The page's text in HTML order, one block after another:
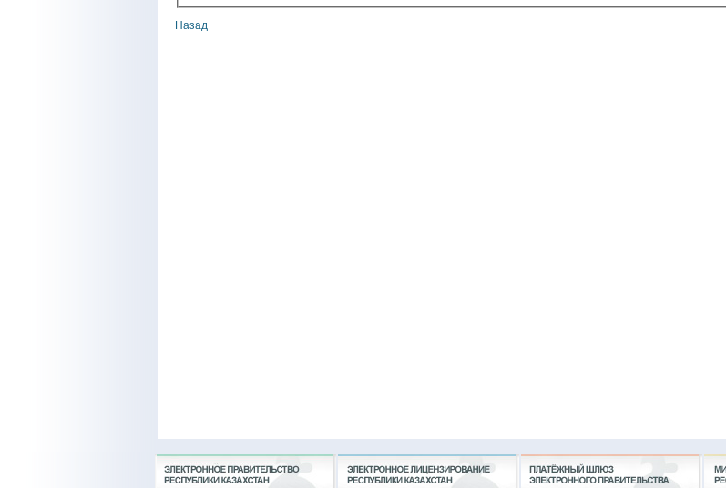
Назад